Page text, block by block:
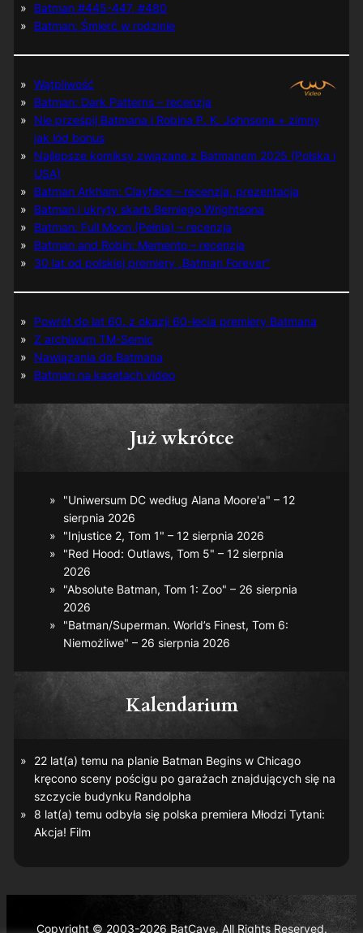
Batman #445-447, #480
Batman: Śmierć w rodzinie
Wątpliwość
Batman: Dark Patterns – recenzja
Nie prześpij Batmana i Robina P. K. Johnsona + zimny
jak lód bonus
Najlepsze komiksy związane z Batmanem 2025 (Polska i
USA)
Batman Arkham: Clayface – recenzja, prezentacja
Batman i ukryty skarb Berniego Wrightsona
Batman: Full Moon (Pełnia) – recenzja
Batman and Robin: Memento – recenzja
30 lat od polskiej premiery „Batman Forever”
Powrót do lat 60. z okazji 60-lecia premiery Batmana
Z archiwum TM-Semic
Nawiązania do Batmana
Batman na kasetach video
Już wkrótce
"Uniwersum DC według Alana Moore'a" – 12
sierpnia 2026
"Injustice 2, Tom 1" – 12 sierpnia 2026
"Red Hood: Outlaws, Tom 5" – 12 sierpnia
2026
"Absolute Batman, Tom 1: Zoo" – 26 sierpnia
2026
"Batman/Superman. World’s Finest, Tom 6:
Niemożliwe" – 26 sierpnia 2026
Kalendarium
22 lat(a) temu na planie Batman Beginsw Chicago
kręcono sceny pościgu po garażach znajdujących się na
szczycie budynku Randolpha
8 lat(a) temu odbyła się polska premiera Młodzi Tytani:
Akcja! Film
Copyright © 2003-2026 BatCave. All Rights Reserved.